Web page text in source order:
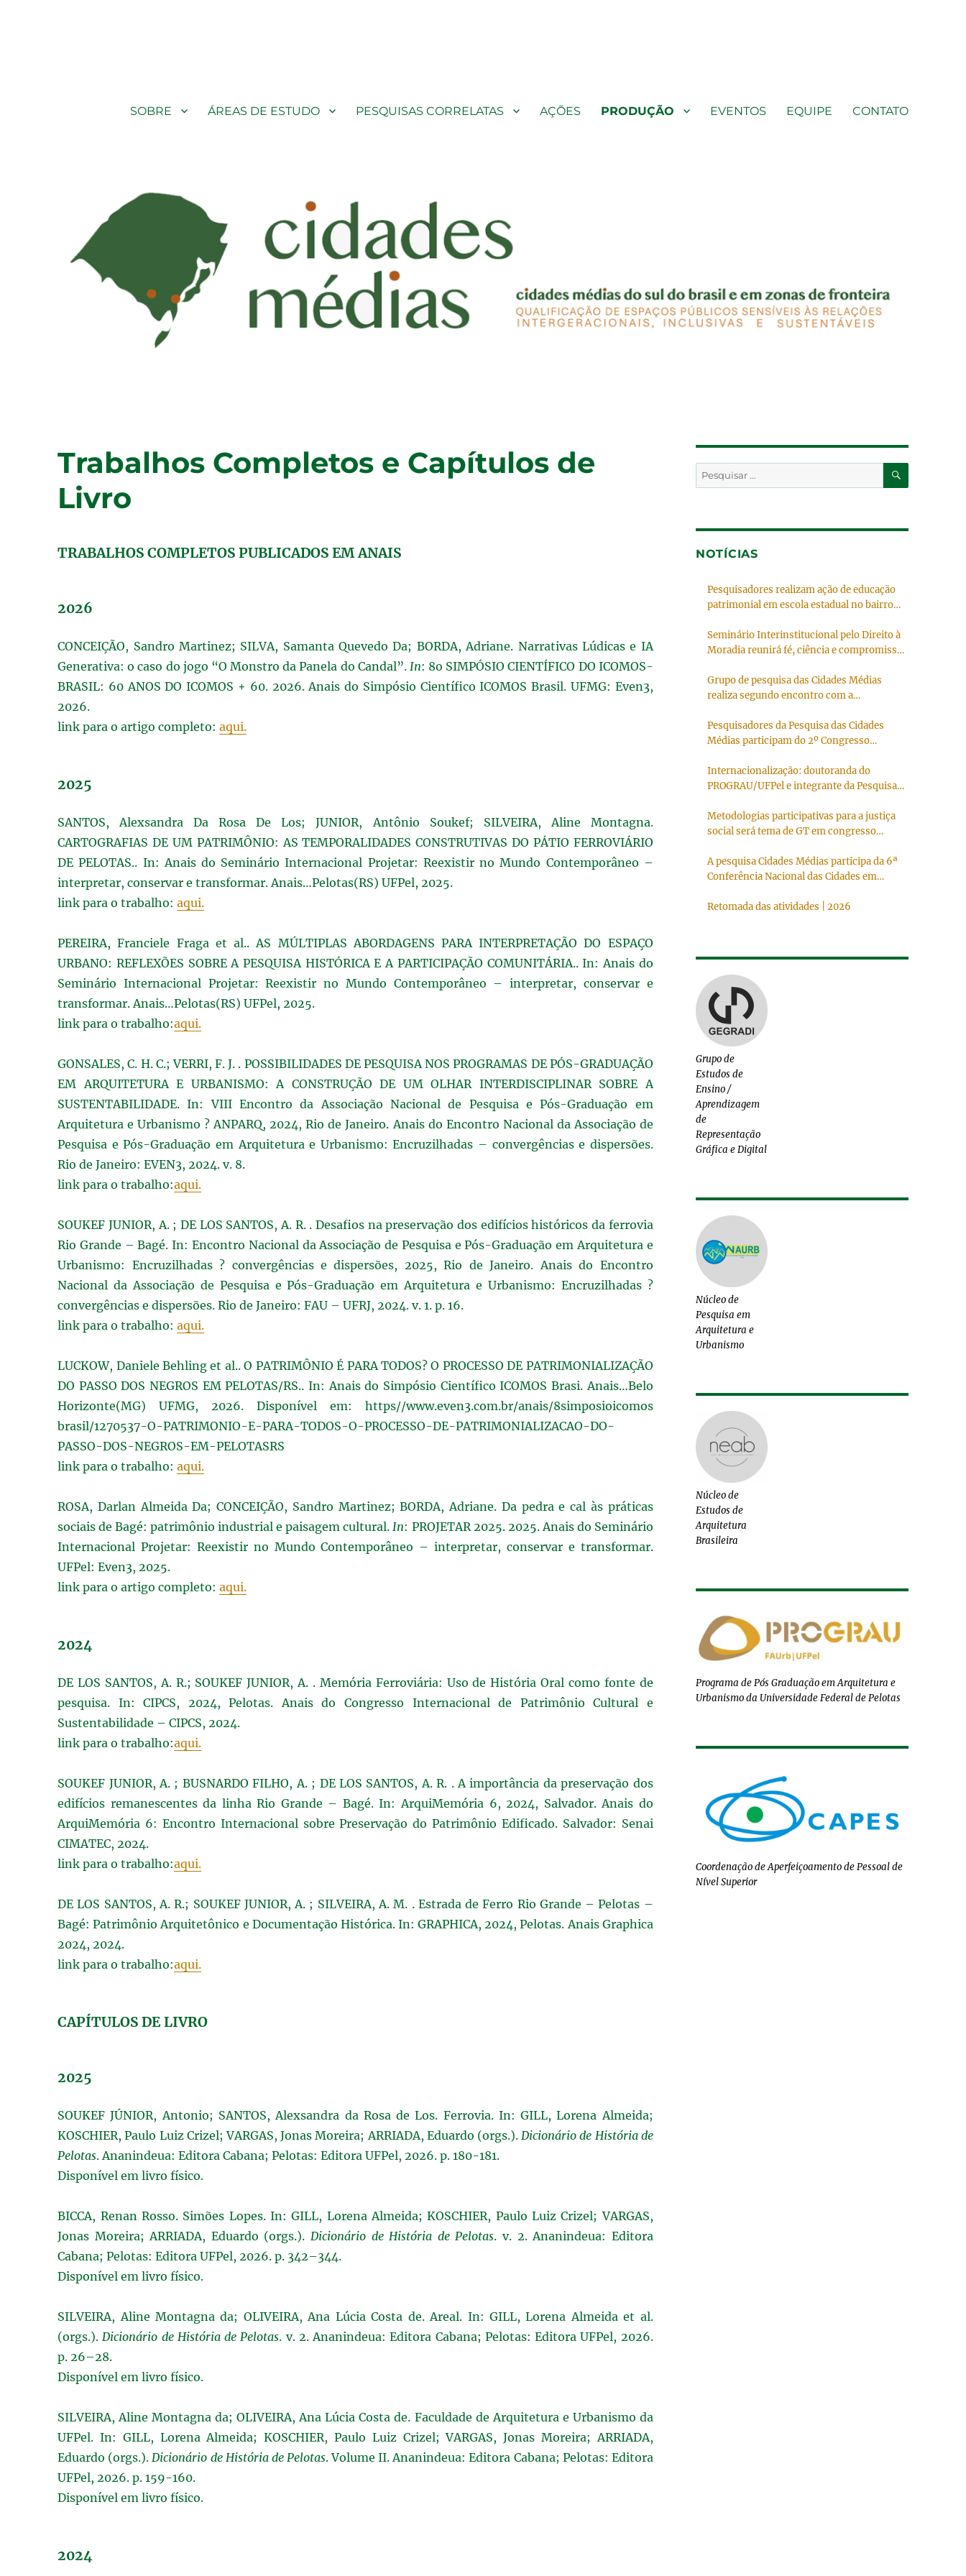
SOBRE ÁREAS DE ESTUDO PESQUISAS CORRELATAS AÇÕES PRODUÇÃO EVENTOS EQUIPE CONTATO
Trabalhos Completos e Capítulos de
Livro
TRABALHOS COMPLETOS PUBLICADOS EM ANAIS
2026
CONCEIÇÃO, Sandro Martinez; SILVA, Samanta Quevedo Da; BORDA, Adriane. Narrativas Lúdicas e IA
Generativa: o caso do jogo “O Monstro da Panela do Candal”. In: 8o SIMPÓSIO CIENTÍFICO DO ICOMOS-
BRASIL: 60 ANOS DO ICOMOS + 60. 2026. Anais do Simpósio Científico ICOMOS Brasil. UFMG: Even3,
2026.
link para o artigo completo:aqui.
2025
SANTOS, Alexsandra Da Rosa De Los; JUNIOR, Antônio Soukef; SILVEIRA, Aline Montagna.
CARTOGRAFIAS DE UM PATRIMÔNIO: AS TEMPORALIDADES CONSTRUTIVAS DO PÁTIO FERROVIÁRIO
DE PELOTAS.. In: Anais do Seminário Internacional Projetar: Reexistir no Mundo Contemporâneo –
interpretar, conservar e transformar. Anais…Pelotas(RS) UFPel, 2025.
link para o trabalho:aqui.
PEREIRA, Franciele Fraga et al.. AS MÚLTIPLAS ABORDAGENS PARA INTERPRETAÇÃO DO ESPAÇO
URBANO: REFLEXÕES SOBRE A PESQUISA HISTÓRICA E A PARTICIPAÇÃO COMUNITÁRIA.. In: Anais do
Seminário Internacional Projetar: Reexistir no Mundo Contemporâneo – interpretar, conservar e
transformar. Anais…Pelotas(RS) UFPel, 2025.
link para o trabalho:aqui.
GONSALES, C. H. C.; VERRI, F. J. . POSSIBILIDADES DE PESQUISA NOS PROGRAMAS DE PÓS-GRADUAÇÃO
EM ARQUITETURA E URBANISMO: A CONSTRUÇÃO DE UM OLHAR INTERDISCIPLINAR SOBRE A
SUSTENTABILIDADE. In: VIII Encontro da Associação Nacional de Pesquisa e Pós-Graduação em
Arquitetura e Urbanismo ? ANPARQ, 2024, Rio de Janeiro. Anais do Encontro Nacional da Associação de
Pesquisa e Pós-Graduação em Arquitetura e Urbanismo: Encruzilhadas – convergências e dispersões.
Rio de Janeiro: EVEN3, 2024. v. 8.
link para o trabalho:aqui.
SOUKEF JUNIOR, A. ; DE LOS SANTOS, A. R. . Desafios na preservação dos edifícios históricos da ferrovia
Rio Grande – Bagé. In: Encontro Nacional da Associação de Pesquisa e Pós-Graduação em Arquitetura e
Urbanismo: Encruzilhadas ? convergências e dispersões, 2025, Rio de Janeiro. Anais do Encontro
Nacional da Associação de Pesquisa e Pós-Graduação em Arquitetura e Urbanismo: Encruzilhadas ?
convergências e dispersões. Rio de Janeiro: FAU – UFRJ, 2024. v. 1. p. 16.
link para o trabalho:aqui.
LUCKOW, Daniele Behling et al.. O PATRIMÔNIO É PARA TODOS? O PROCESSO DE PATRIMONIALIZAÇÃO
DO PASSO DOS NEGROS EM PELOTAS/RS.. In: Anais do Simpósio Científico ICOMOS Brasi. Anais…Belo
Horizonte(MG) UFMG, 2026. Disponível em: https//www.even3.com.br/anais/8simposioicomos
brasil/1270537-O-PATRIMONIO-E-PARA-TODOS-O-PROCESSO-DE-PATRIMONIALIZACAO-DO-
PASSO-DOS-NEGROS-EM-PELOTASRS
link para o trabalho:aqui.
ROSA, Darlan Almeida Da; CONCEIÇÃO, Sandro Martinez; BORDA, Adriane. Da pedra e cal às práticas
sociais de Bagé: patrimônio industrial e paisagem cultural.In: PROJETAR 2025. 2025. Anais do Seminário
Internacional Projetar: Reexistir no Mundo Contemporâneo – interpretar, conservar e transformar.
UFPel: Even3, 2025.
link para o artigo completo:aqui.
2024
DE LOS SANTOS, A. R.; SOUKEF JUNIOR, A. . Memória Ferroviária: Uso de História Oral como fonte de
pesquisa. In: CIPCS, 2024, Pelotas. Anais do Congresso Internacional de Patrimônio Cultural e
Sustentabilidade – CIPCS, 2024.
link para o trabalho:aqui.
SOUKEF JUNIOR, A. ; BUSNARDO FILHO, A. ; DE LOS SANTOS, A. R. . A importância da preservação dos
edifícios remanescentes da linha Rio Grande – Bagé. In: ArquiMemória 6, 2024, Salvador. Anais do
ArquiMemória 6: Encontro Internacional sobre Preservação do Patrimônio Edificado. Salvador: Senai
CIMATEC, 2024.
link para o trabalho:aqui.
DE LOS SANTOS, A. R.; SOUKEF JUNIOR, A. ; SILVEIRA, A. M. . Estrada de Ferro Rio Grande – Pelotas –
Bagé: Patrimônio Arquitetônico e Documentação Histórica. In: GRAPHICA, 2024, Pelotas. Anais Graphica
2024, 2024.
link para o trabalho:aqui.
CAPÍTULOS DE LIVRO
2025
SOUKEF JÚNIOR, Antonio; SANTOS, Alexsandra da Rosa de Los. Ferrovia. In: GILL, Lorena Almeida;
KOSCHIER, Paulo Luiz Crizel; VARGAS, Jonas Moreira; ARRIADA, Eduardo (orgs.).Dicionário de História de
Pelotas. Ananindeua: Editora Cabana; Pelotas: Editora UFPel, 2026. p. 180-181.
Disponível em livro físico.
BICCA, Renan Rosso. Simões Lopes. In: GILL, Lorena Almeida; KOSCHIER, Paulo Luiz Crizel; VARGAS,
Jonas Moreira; ARRIADA, Eduardo (orgs.).Dicionário de História de Pelotas. v. 2. Ananindeua: Editora
Cabana; Pelotas: Editora UFPel, 2026. p. 342–344.
Disponível em livro físico.
SILVEIRA, Aline Montagna da; OLIVEIRA, Ana Lúcia Costa de. Areal. In: GILL, Lorena Almeida et al.
(orgs.).Dicionário de História de Pelotas. v. 2. Ananindeua: Editora Cabana; Pelotas: Editora UFPel, 2026.
p. 26–28.
Disponível em livro físico.
SILVEIRA, Aline Montagna da; OLIVEIRA, Ana Lúcia Costa de. Faculdade de Arquitetura e Urbanismo da
UFPel. In: GILL, Lorena Almeida; KOSCHIER, Paulo Luiz Crizel; VARGAS, Jonas Moreira; ARRIADA,
Eduardo (orgs.).Dicionário de História de Pelotas. Volume II. Ananindeua: Editora Cabana; Pelotas: Editora
UFPel, 2026. p. 159-160.
Disponível em livro físico.
2024
Pesquisar
por:
NOTÍCIAS
Pesquisadores realizam ação de educação
patrimonial em escola estadual no bairro
Seminário Interinstitucional pelo Direito à
Moradia reunirá fé, ciência e compromisso
Grupo de pesquisa das Cidades Médias
realiza segundo encontro com a
Pesquisadores da Pesquisa das Cidades
Médias participam do 2º Congresso
Urbano
Internacionalização: doutoranda do
PROGRAU/UFPel e integrante da Pesquisa
na Universidade do Porto, em Portugal
Metodologias participativas para a justiça
social será tema de GT em congresso
A pesquisa Cidades Médias participa da 6ª
Conferência Nacional das Cidades em
Retomada das atividades | 2026
Grupo de
Estudos de
Ensino /
Aprendizagem
de
Representação
Gráfica e Digital
Núcleo de
Pesquisa em
Arquitetura e
Urbanismo
Núcleo de
Estudos de
Arquitetura
Brasileira
Programa de Pós Graduação em Arquitetura e
Urbanismo da Universidade Federal de Pelotas
Coordenação de Aperfeiçoamento de Pessoal de
Nível Superior